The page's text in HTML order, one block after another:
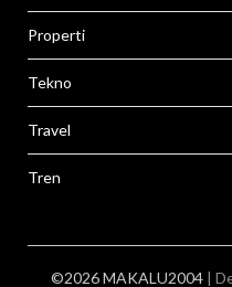
Properti
Tekno
Travel
Tren
©2026 MAKALU2004 |